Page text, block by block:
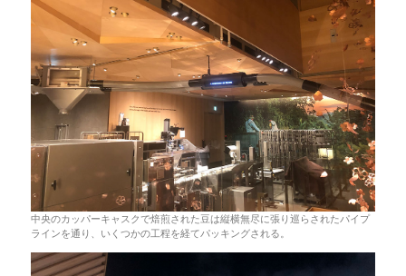
中央のカッパーキャスクで焙煎された豆は縦横無尽に張り巡らされたパイプ
ラインを通り、いくつかの工程を経てパッキングされる。